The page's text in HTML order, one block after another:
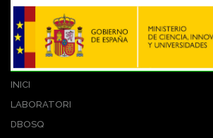
INICI
LABORATORI
DBOSQ